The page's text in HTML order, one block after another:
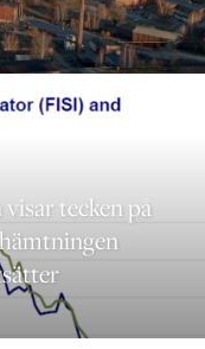
tecken på